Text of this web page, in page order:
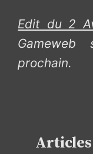
Edit du 2
prochain.